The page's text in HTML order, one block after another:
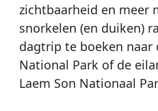
zichtbaarheid en meer
snorkelen (en duiken)
dagtrip te boeken naar
National Park of de
Laem Son Nationaal